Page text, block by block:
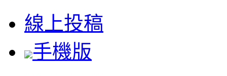
線上投稿
手機版